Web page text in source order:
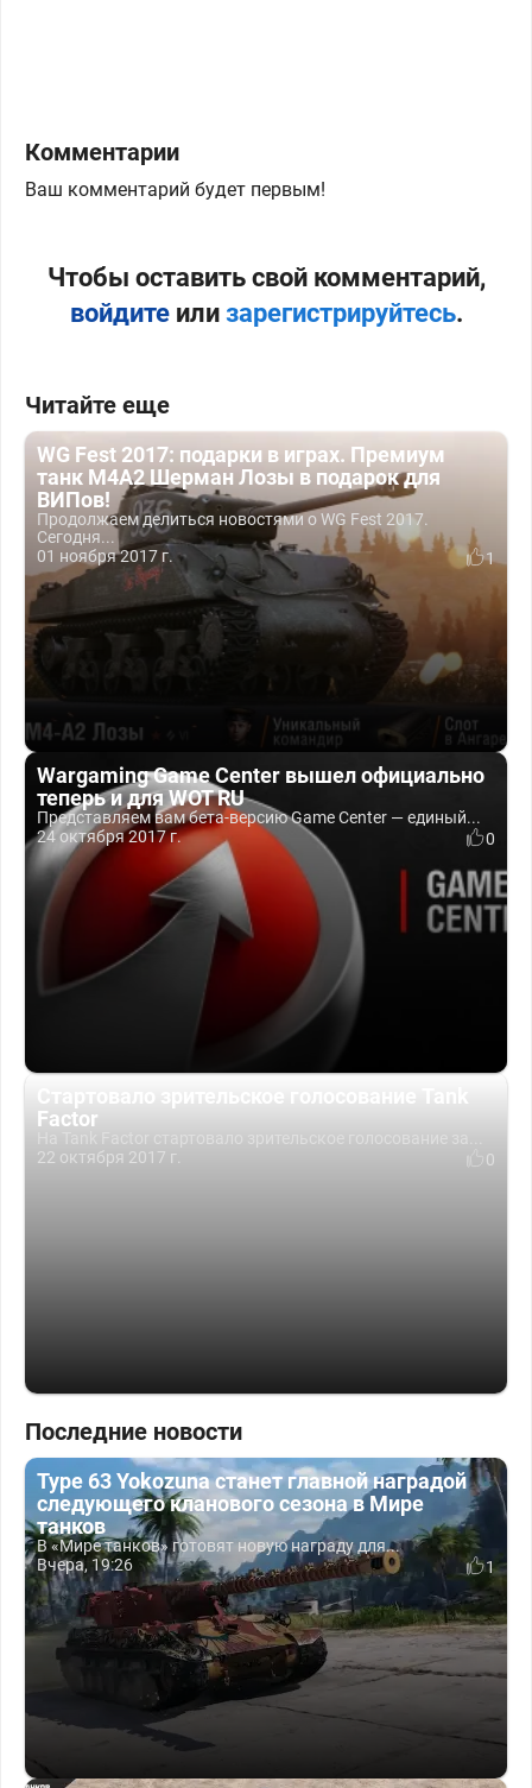
Комментарии
Ваш комментарий будет первым!
Чтобы оставить свой комментарий,
войдитеили зарегистрируйтесь.
Читайте еще
WG Fest 2017: подарки в играх. Премиум
танк М4А2 Шерман Лозы в подарок для
ВИПов!
Продолжаем делиться новостями о WG Fest 2017.
Сегодня...
01 ноября 2017 г.
1
Wargaming Game Center вышел официально
теперь и для WOT RU
Представляем вам бета-версию Game Center — единый...
24 октября 2017 г.
0
Factor
22 октября 2017 г.
0
Последние новости
Type 63 Yokozuna станет главной наградой
следующего кланового сезона в Мире
танков
В «Мире танков» готовят новую награду для...
Вчера, 19:26
1